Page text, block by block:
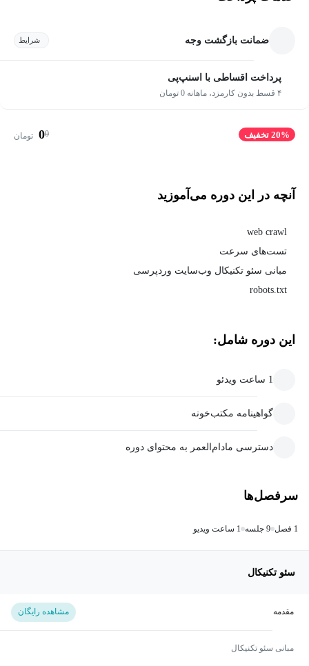
ضمانت بازگشت وجه شرایط
پرداخت اقساطی با اسنپ‌پی
۴ قسط بدون کارمزد، ماهانه 0 تومان
20% تخفیف 0
0 تومان
آنچه در این دوره می‌آموزید
web crawl
تست‌های سرعت
مبانی سئو تکنیکال وب‌سایت وردپرسی
robots.txt
این دوره شامل:
1 ساعت ویدئو
گواهینامه مکتب‌خونه
دسترسی مادام‌العمر به محتوای دوره
سرفصل‌ها
1 فصل 9 جلسه 1 ساعت ویدیو
سئو تکنیکال
مقدمه مشاهده رایگان
مبانی سئو تکنیکال